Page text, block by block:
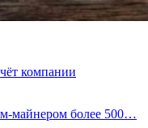
компании
майнером более 500…